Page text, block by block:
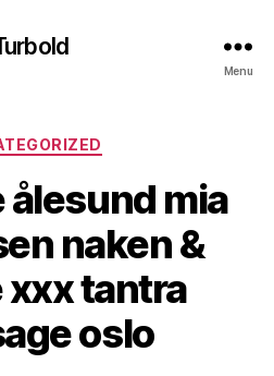
Menu
Categories
ålesund mia
naken &
xxx tantra
oslo